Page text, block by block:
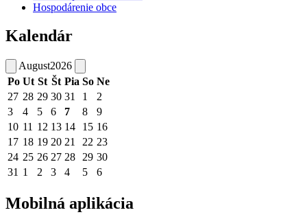
Hospodárenie obce
Kalendár
August2026
Po Ut St Št Pia So Ne
27 28 29 30 31 1
2
3
4 5 6 7 8
9
10 11 12 13 14 15 16
17 18 19 20 21 22 23
24 25 26 27 28 29 30
31 1 2 3 4 5 6
Mobilná aplikácia